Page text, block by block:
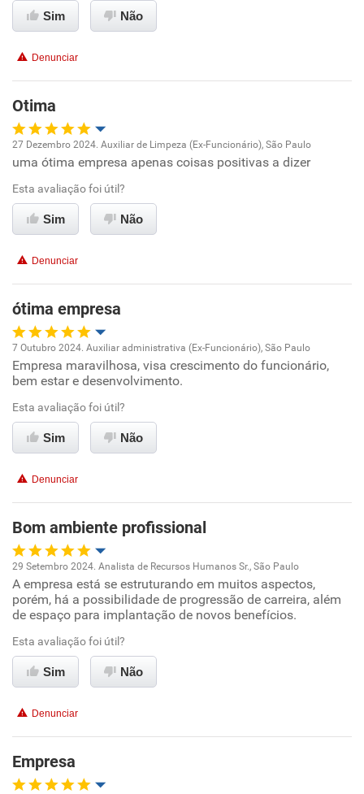
Benefícios
Recomenda esta empresa
Não recomenda a diretoria
Sim Não
Denunciar
Otima
Oportunidade de promoção
Ambiente de trabalho
Benefícios
Recomenda esta empresa
Recomenda a diretoria
27 Dezembro 2024. Auxiliar de Limpeza (Ex-Funcionário), São Paulo
uma ótima empresa apenas coisas positivas a dizer
Esta avaliação foi útil?
Sim Não
Denunciar
ótima empresa
Oportunidade de promoção
Ambiente de trabalho
Conciliação com a vida familiar
Recomenda esta empresa
Recomenda a diretoria
7 Outubro 2024. Auxiliar administrativa (Ex-Funcionário), São Paulo
Empresa maravilhosa, visa crescimento do funcionário,
bem estar e desenvolvimento.
Esta avaliação foi útil?
Sim Não
Denunciar
Bom ambiente profissional
Oportunidade de promoção
Ambiente de trabalho
Conciliação com a vida familiar
29 Setembro 2024. Analista de Recursos Humanos Sr., São Paulo
A empresa está se estruturando em muitos aspectos,
porém, há a possibilidade de progressão de carreira, além
de espaço para implantação de novos benefícios.
Esta avaliação foi útil?
Sim Não
Denunciar
Empresa